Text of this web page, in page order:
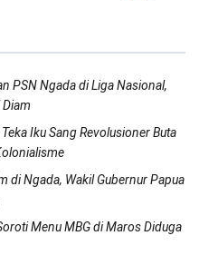
PSN Ngada di Liga Nasional,
Iku Sang Revolusioner Buta
di Ngada, Wakil Gubernur Papua
Menu MBG di Maros Diduga